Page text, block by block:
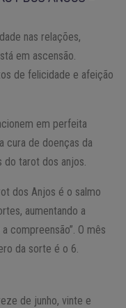
nas relações,
em ascensão.
de felicidade e afeição
em perfeita
cura de doenças da
do tarot dos anjos.
dos Anjos é o salmo
aumentando a
compreensão”. O mês
da sorte é o 6.
de junho, vinte e